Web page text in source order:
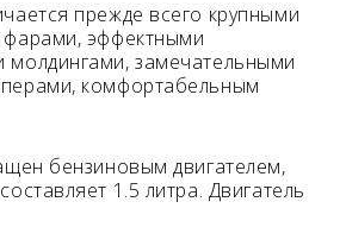
прежде всего крупными
эффектными
замечательными
комфортабельным
бензиновым двигателем,
1.5 литра. Двигатель